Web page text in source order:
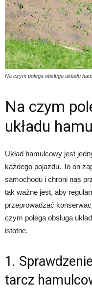
Na czym polega obsługa układu
Na czym
układu
Układ hamulcowy jest
każdego pojazdu. To on
samochodu i chroni nas
tak ważne jest, aby
przeprowadzać
czym polega obsługa
istotne.
1.
tarcz